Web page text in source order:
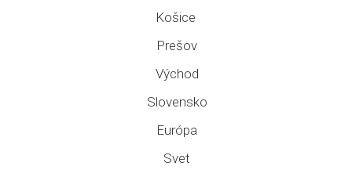
Košice
Prešov
Východ
Slovensko
Európa
Svet